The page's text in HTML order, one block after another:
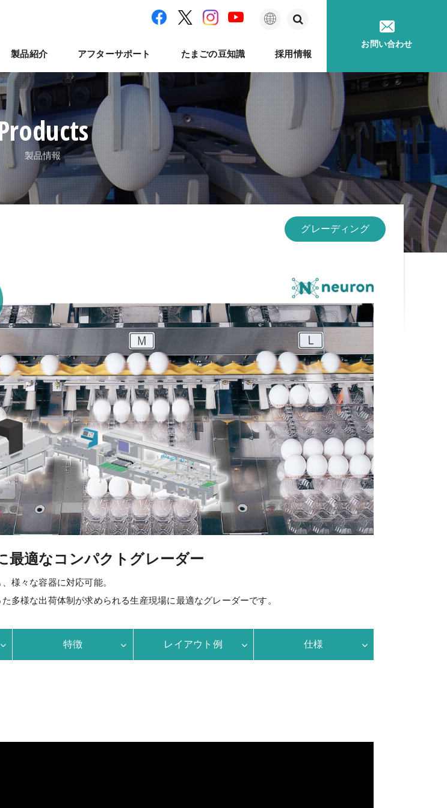
世界展開 ナベルネットワーク
製品紹介
装置 集卵装置 パレット輸送システム 卵質測定 ソフトウェア
アフターサポート たまごの豆知識
コラム 卵事例ハンドブック 卵が届くまで
採用情報
採用 社員インタビュー よくある質問 採用に関するお問い合わせ
語
お問い合わせ
製品情報
グレーディング
最適なコンパクトグレーダー
様々な容器に対応可能。
多様な出荷体制が求められる生産現場に最適なグレーダーです。
特徴 レイアウト例 仕様